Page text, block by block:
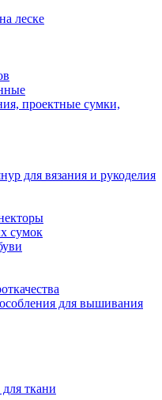
леске
проектные сумки,
для вязания и рукоделия
сумок
для вышивания
ткани